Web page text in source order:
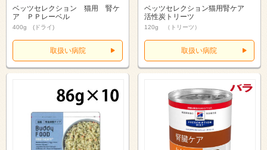
ベッツセレクション 猫用 腎ケ
ア ＰＰレーベル
400g (ドライ)
取扱い病院
ベッツセレクション猫用腎ケア
活性炭トリーツ
120g （トリーツ）
取扱い病院